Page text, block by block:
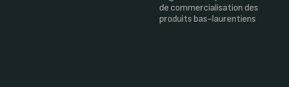
de commercialisation des
produits bas-laurentiens